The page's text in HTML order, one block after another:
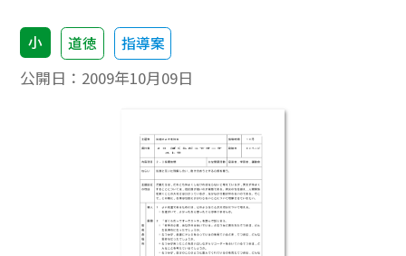
小 道徳 指導案
公開日： 2009年10月09日